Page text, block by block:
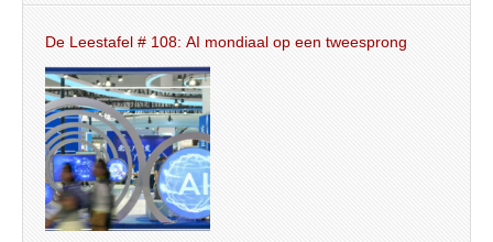
De Leestafel # 108: AI mondiaal op een tweesprong